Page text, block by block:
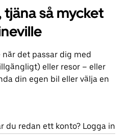
tjäna så mycket
det passar dig med
eller resor – eller
din egen bil eller välja en
du redan ett konto? Logga in